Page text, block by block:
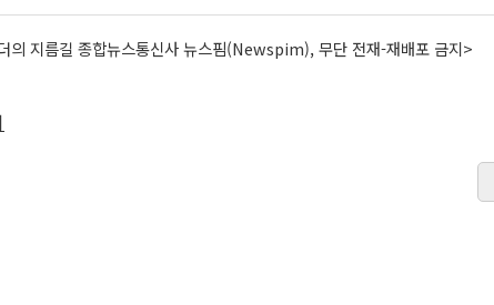
의 지름길 종합뉴스통신사 뉴스핌(Newspim), 무단 전재-재배포 금지>